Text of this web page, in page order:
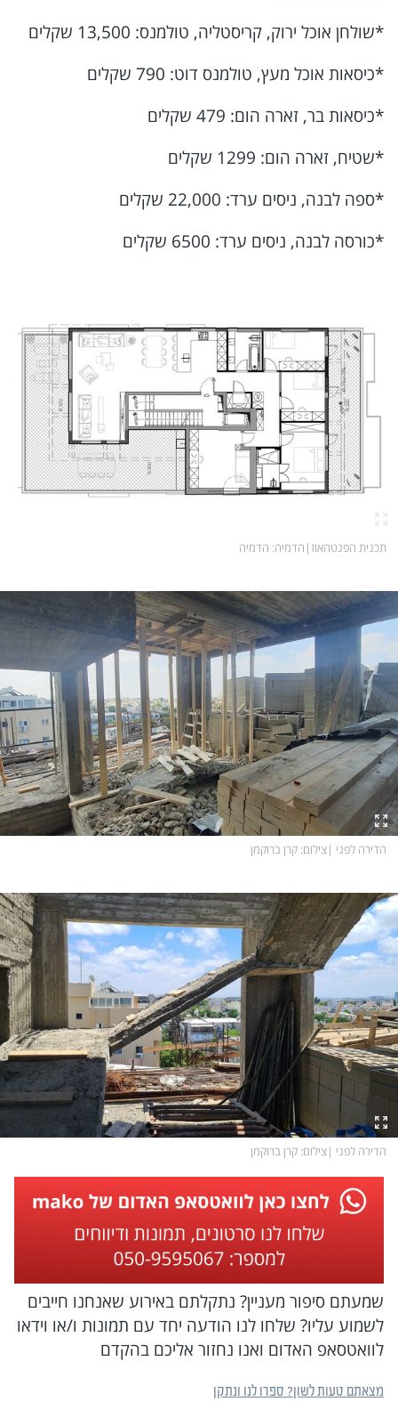
*שולחן אוכל ירוק, קריסטליה, טולמנס: 13,500 שקלים
*כיסאות אוכל מעץ, טולמנס דוט: 790 שקלים
*כיסאות בר, זארה הום: 479 שקלים
*שטיח, זארה הום: 1299 שקלים
*ספה לבנה, ניסים ­ערד: 22,000 שקלים
*כורסה לבנה, ניסים ערד: 6500 שקלים
תכנית הפנטהאוז | הדמיה : הדמיה
הדירה לפני | צילום : קרן ברוקמן
הדירה לפני | צילום
שמעתם סיפור מעניין? נתקלתם באירוע שאנחנו חייבים
לשמוע עליו? שלחו לנו הודעה יחד עם תמונות ו/או וידאו
לוואטסאפ האדום ואנו נחזור אליכם בהקדם
מצאתם טעות לשון? ספרו לנו ונתקן